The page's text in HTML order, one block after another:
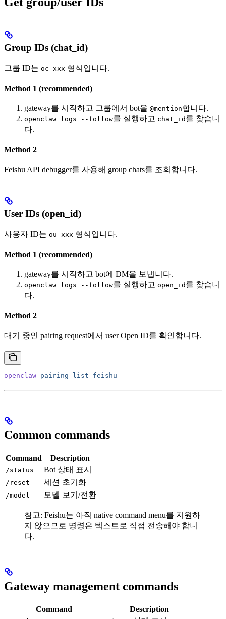
Group IDs (chat_id)
그룹 ID는 oc_xxx 형식입니다.
Method 1 (recommended)
gateway를 시작하고 그룹에서 bot을 @mention합니다.
openclaw logs --follow를 실행하고 chat_id 를 찾습니
다.
Method 2
Feishu API debugger를 사용해 group chats를 조회합니다.
User IDs (open_id)
사용자 ID는 ou_xxx 형식입니다.
Method 1 (recommended)
gateway를 시작하고 bot에 DM을 보냅니다.
openclaw logs --follow를 실행하고 open_id 를 찾습니
다.
Method 2
대기 중인 pairing request에서 user Open ID를 확인합니다.
openclaw pairing list feishu
Common commands
Command Description
/status Bot 상태 표시
/reset 세션 초기화
/model 모델 보기/전환
참고: Feishu는 아직 native command menu를 지원하
지 않으므로 명령은 텍스트로 직접 전송해야 합니
다.
Gateway management commands
Command Description